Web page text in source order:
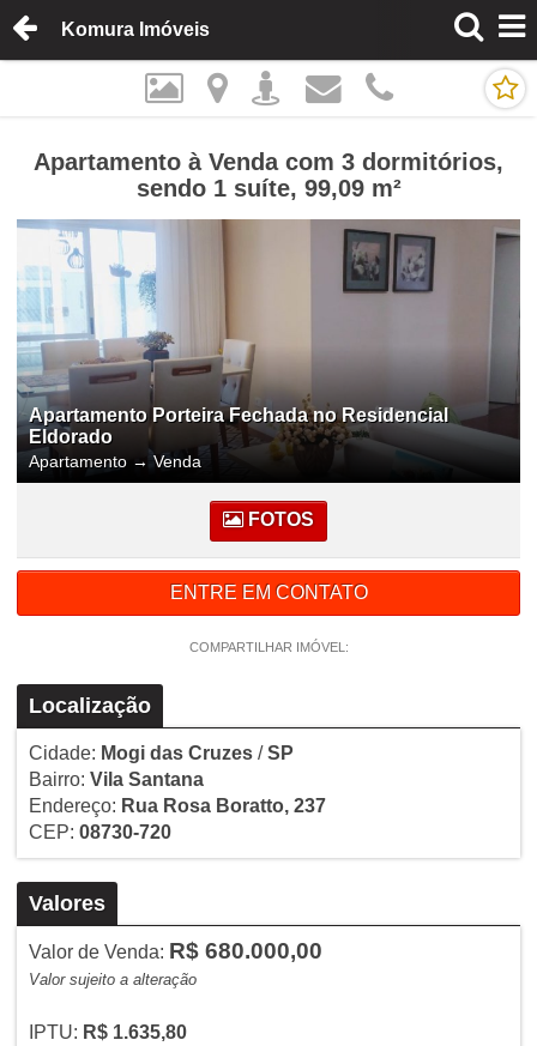
Komura Imóveis
Apartamento à Venda com 3 dormitórios,
sendo 1 suíte, 99,09 m²
Apartamento Porteira Fechada no Residencial
Eldorado
Apartamento → Venda
FOTOS
ENTRE EM CONTATO
COMPARTILHAR IMÓVEL:
Localização
Cidade: Mogi das Cruzes/SP
Bairro: Vila Santana
Endereço: Rua Rosa Boratto, 237
CEP: 08730-720
Valores
Valor de Venda: R$ 680.000,00
Valor sujeito a alteração
IPTU: R$ 1.635,80